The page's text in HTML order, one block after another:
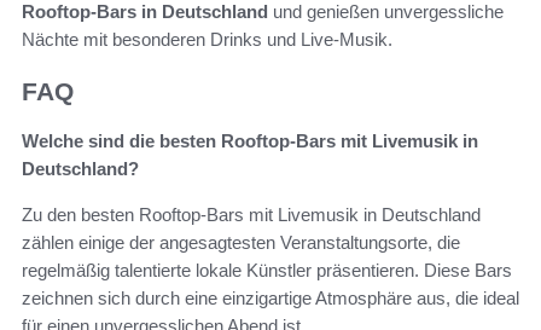
Rooftop-Bars in Deutschland und genießen unvergessliche
Nächte mit besonderen Drinks und Live-Musik.
FAQ
Welche sind die besten Rooftop-Bars mit Livemusik in
Deutschland?
Zu den besten Rooftop-Bars mit Livemusik in Deutschland
zählen einige der angesagtesten Veranstaltungsorte, die
regelmäßig talentierte lokale Künstler präsentieren. Diese Bars
zeichnen sich durch eine einzigartige Atmosphäre aus, die ideal
für einen unvergesslichen Abend ist.